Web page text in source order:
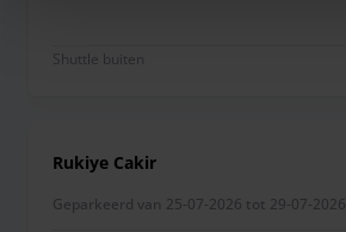
Shuttle buiten
Rukiye Cakir
Geparkeerd van 25-07-2026 tot 29-07-2026